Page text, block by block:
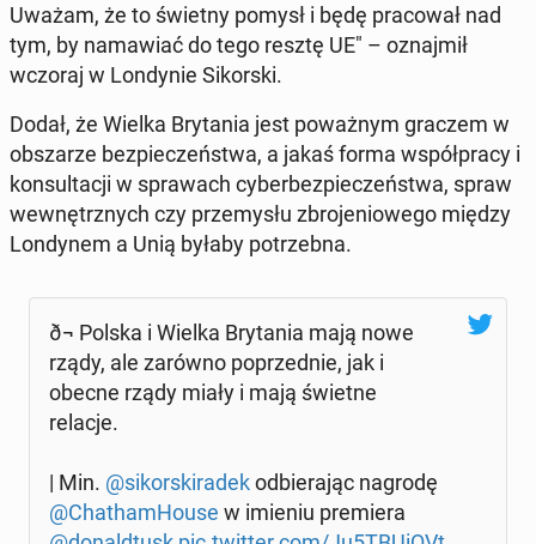
Uważam, że to świetny pomysł i będę pra­co­wał nad
tym, by na­ma­wiać do tego resztę UE" – oznaj­mił
wczoraj w Lon­dy­nie Si­kor­ski.
Dodał, że Wielka Bry­ta­nia jest po­waż­nym graczem w
ob­sza­rze bez­pie­czeń­stwa, a jakaś forma współ­pra­cy i
kon­sul­ta­cji w spra­wach cy­ber­bez­pie­czeń­stwa, spraw
we­wnętrz­nych czy prze­my­słu zbro­je­nio­we­go między
Lon­dy­nem a Unią byłaby po­trzeb­na.
ð¬ Polska i Wielka Bry­ta­nia mają nowe
rządy, ale zarówno po­przed­nie, jak i
obecne rządy miały i mają świetne
relacje.
| Min. @si­kor­ski­ra­dekod­bie­ra­jąc nagrodę
@Cha­tham­Ho­use w imieniu pre­mie­ra